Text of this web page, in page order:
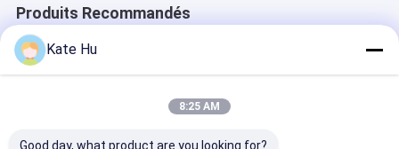
Produits Recommandés
Kate Hu
8:25 AM
Good day, what product are you looking for?